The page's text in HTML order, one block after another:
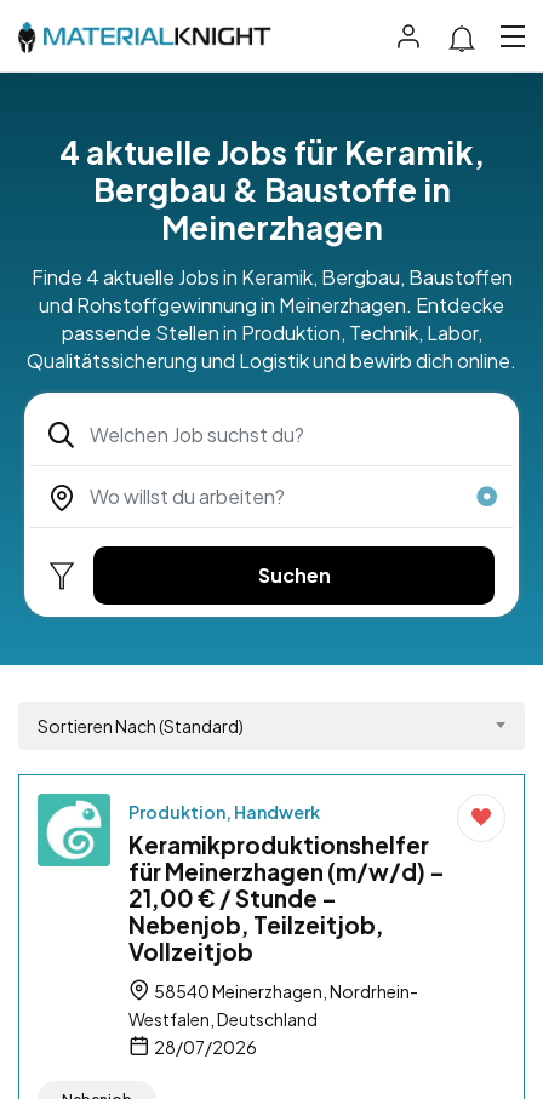
4 aktuelle Jobs für Keramik,
Bergbau & Baustoffe in
Meinerzhagen
Finde 4 aktuelle Jobs in Keramik, Bergbau, Baustoffen
und Rohstoffgewinnung in Meinerzhagen. Entdecke
passende Stellen in Produktion, Technik, Labor,
Qualitätssicherung und Logistik und bewirb dich online.
Suchen
Sortieren Nach (Standard)
Produktion, Handwerk
Keramikproduktionshelfer
für Meinerzhagen (m/w/d) –
21,00 € / Stunde –
Nebenjob, Teilzeitjob,
Vollzeitjob
58540 Meinerzhagen, Nordrhein-
Westfalen, Deutschland
28/07/2026